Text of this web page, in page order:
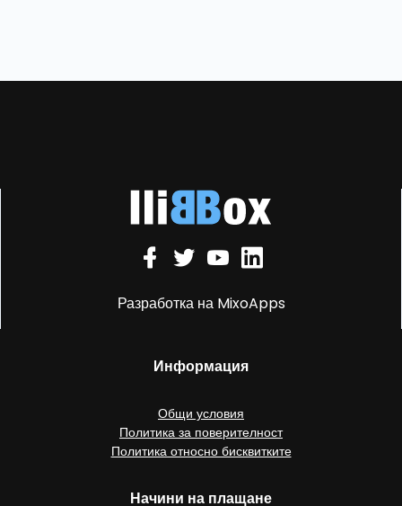
Информация
Общи условия
Политика за поверителност
Политика относно бисквитките
Разработка на MixoApps
Начини на плащане